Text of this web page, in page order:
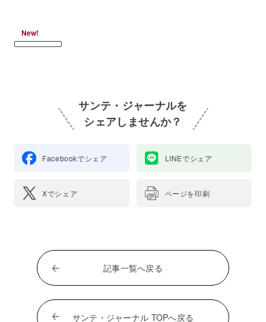
New!
サンテ・ジャーナルを
シェアしませんか？
Facebookでシェア LINEでシェア
Xでシェア ページを印刷
記事一覧へ戻る
サンテ・ジャーナル TOPへ戻る